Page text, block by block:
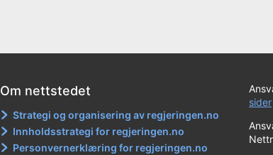
Om nettstedet
Strategi og organisering av regjeringen.no
Innholdsstrategi for regjeringen.no
Personvernerklæring for regjeringen.no
sider